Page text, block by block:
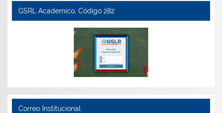
GSRL Academico. Código 282
Correo Institucional